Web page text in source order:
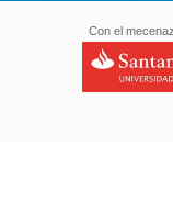
Con el